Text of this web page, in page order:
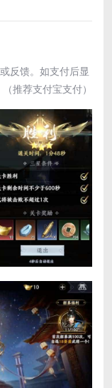
反馈。如支付后显
推荐支付宝支付）